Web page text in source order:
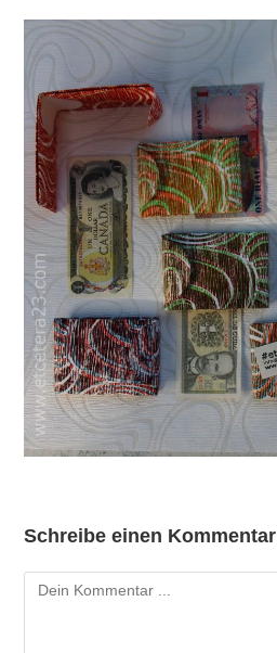
Schreibe einen Kommentar